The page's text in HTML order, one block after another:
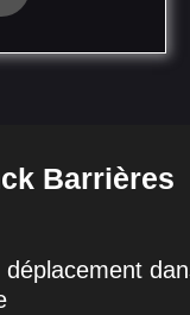
Barrières